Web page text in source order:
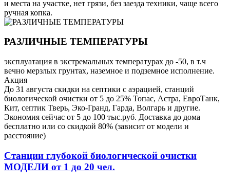
и места на участке, нет грязи, без заезда техники, чаще всего
ручная копка.
РАЗЛИЧНЫЕ ТЕМПЕРАТУРЫ
эксплуатация в экстремальных температурах до -50, в т.ч
вечно мерзлых грунтах, наземное и подземное исполнение.
Акция
До 31 августа скидки на септики с аэрацией, станций
биологической очистки от 5 до 25% Топас, Астра, ЕвроТанк,
Кит, септик Тверь, Эко-Гранд, Гарда, Волгарь и другие.
Экономия сейчас от 5 до 100 тыс.руб. Доставка до дома
бесплатно или со скидкой 80% (зависит от модели и
расстояние)
Станции глубокой биологической очистки
МОДЕЛИ от 1 до 20 чел.